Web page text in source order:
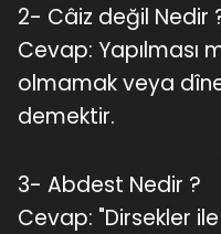
2- Câiz değil Nedir
Cevap: Yapılması
olmamak veya
demektir.
3- Abdest Nedir ?
Cevap: "Dirsekler